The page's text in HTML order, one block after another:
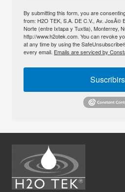
By submitting this form, you are
from: H2O TEK, S.A. DE C.V., Av. JosÃ©
Norte (entre Ixtapa y Tuxtla), Monterrey,
http://www.h2otek.com. You can revoke
at any time by using the
every email. Emails are serviced by